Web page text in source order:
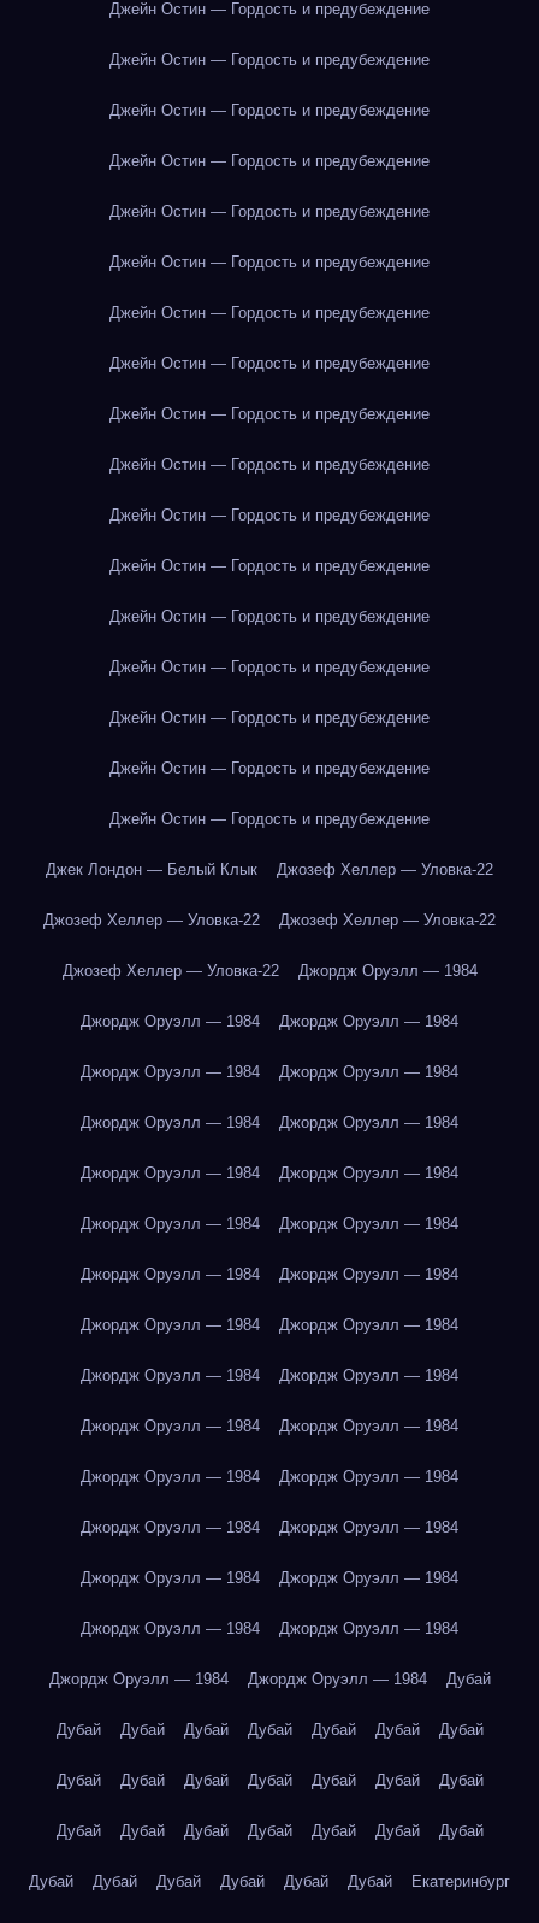
Джейн Остин — Гордость и предубеждение
Джейн Остин — Гордость и предубеждение
Джейн Остин — Гордость и предубеждение
Джейн Остин — Гордость и предубеждение
Джейн Остин — Гордость и предубеждение
Джейн Остин — Гордость и предубеждение
Джейн Остин — Гордость и предубеждение
Джейн Остин — Гордость и предубеждение
Джейн Остин — Гордость и предубеждение
Джейн Остин — Гордость и предубеждение
Джейн Остин — Гордость и предубеждение
Джейн Остин — Гордость и предубеждение
Джейн Остин — Гордость и предубеждение
Джейн Остин — Гордость и предубеждение
Джейн Остин — Гордость и предубеждение
Джейн Остин — Гордость и предубеждение
Джейн Остин — Гордость и предубеждение
Джек Лондон — Белый Клык Джозеф Хеллер — Уловка-22
Джозеф Хеллер — Уловка-22 Джозеф Хеллер — Уловка-22
Джозеф Хеллер — Уловка-22 Джордж Оруэлл — 1984
Джордж Оруэлл — 1984 Джордж Оруэлл — 1984
Джордж Оруэлл — 1984 Джордж Оруэлл — 1984
Джордж Оруэлл — 1984 Джордж Оруэлл — 1984
Джордж Оруэлл — 1984 Джордж Оруэлл — 1984
Джордж Оруэлл — 1984 Джордж Оруэлл — 1984
Джордж Оруэлл — 1984 Джордж Оруэлл — 1984
Джордж Оруэлл — 1984 Джордж Оруэлл — 1984
Джордж Оруэлл — 1984 Джордж Оруэлл — 1984
Джордж Оруэлл — 1984 Джордж Оруэлл — 1984
Джордж Оруэлл — 1984 Джордж Оруэлл — 1984
Джордж Оруэлл — 1984 Джордж Оруэлл — 1984
Джордж Оруэлл — 1984 Джордж Оруэлл — 1984
Джордж Оруэлл — 1984 Джордж Оруэлл — 1984
Джордж Оруэлл — 1984 Джордж Оруэлл — 1984 Дубай
Дубай Дубай Дубай Дубай Дубай Дубай Дубай
Дубай Дубай Дубай Дубай Дубай Дубай Дубай
Дубай Дубай Дубай Дубай Дубай Дубай Дубай
Дубай Дубай Дубай Дубай Дубай Дубай Екатеринбург